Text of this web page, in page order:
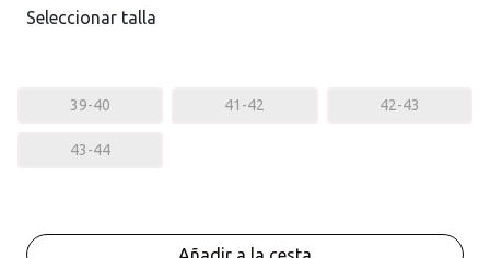
Seleccionar talla
39-40 41-42 42-43
43-44